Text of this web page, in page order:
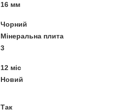
16 мм
Чорний
Мінеральна плита
3
12 міс
Новий
Так